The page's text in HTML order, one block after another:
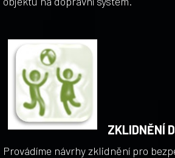
ZKLIDNĚNÍ
Provádíme návrhy zklidnění pro